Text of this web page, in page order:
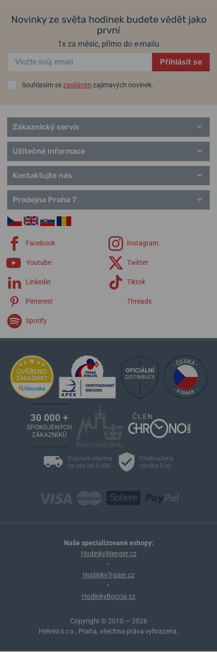
Porrentruy, Švýcarsko / aviator@aviatorwatch.ch
Populární modelové řady Aviator
Douglas
Moonflight
Novinky ze světa hodinek budete vědět jako
první
1x za měsíc, přímo do e-mailu
Přihlásit se
Souhlasím sezasílánímzajímavých novinek.
Zákaznický servis
Užitečné informace
Kontaktujte nás
Prodejna Praha 7
Facebook Instagram
Youtube Twitter
Linkedin Tiktok
Pinterest Threads
Spotify
Doprava zdarma
na vše od 3 000,-
Prodloužená
záruka 5 let
Naše specializované eshopy:
HodinkyWenger.cz
•
HodinkyTraser.cz
•
HodinkyBoccia.cz
Copyright © 2010 — 2026
Helveti s.r.o., Praha, všechna práva vyhrazena.